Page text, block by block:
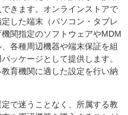
きます。オンラインストアで
した端末（パソコン・タブレ
関指定のソフトウェアやMDM
各種周辺機器や端末保証を組
ッケージとして提供します。
教育機関に適した設定を行い納
で迷うことなく、所属する教